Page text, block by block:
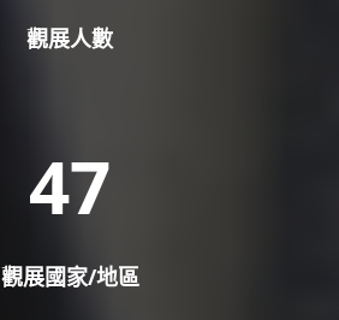
觀展人數
47
觀展國家/地區